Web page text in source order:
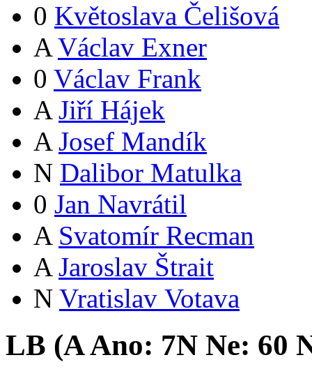
0 Květoslava Čelišová
A Václav Exner
0 Václav Frank
A Jiří Hájek
A Josef Mandík
N Dalibor Matulka
0 Jan Navrátil
A Svatomír Recman
A Jaroslav Štrait
N Vratislav Votava
LB (AAno: 7N Ne: 60